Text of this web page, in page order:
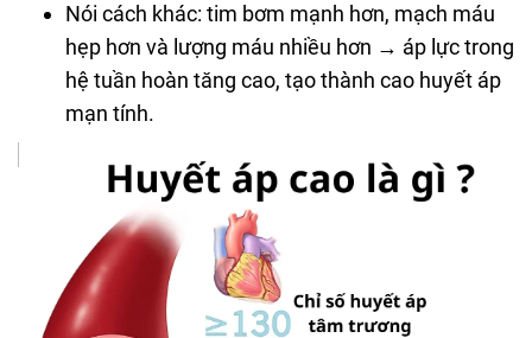
Nói cách khác: tim bơm mạnh hơn, mạch máu
hẹp hơn và lượng máu nhiều hơn → áp lực trong
hệ tuần hoàn tăng cao, tạo thành cao huyết áp
mạn tính.